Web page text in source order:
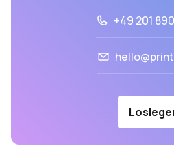
+49 201